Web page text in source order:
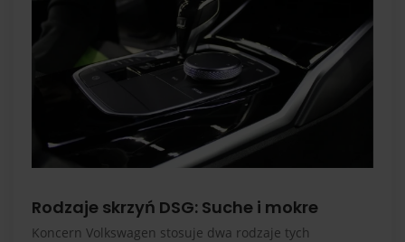
Rodzaje skrzyń DSG: Suche i mokre
Koncern Volkswagen stosuje dwa rodzaje tych